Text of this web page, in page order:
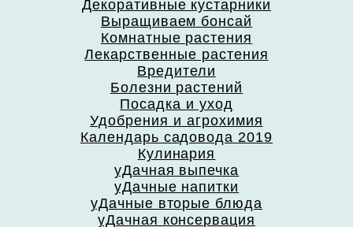
Декоративные кустарники
Выращиваем бонсай
Комнатные растения
Лекарственные растения
Вредители
Болезни растений
Посадка и уход
Удобрения и агрохимия
Календарь садовода 2019
Кулинария
уДачная выпечка
уДачные напитки
уДачные вторые блюда
уДачная консервация